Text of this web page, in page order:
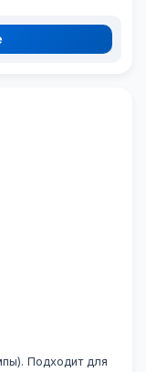
Подходит для